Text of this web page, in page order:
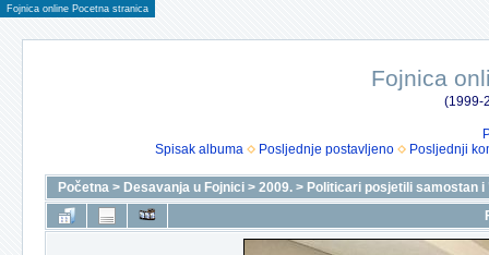
Fojnica online Pocetna stranica
Fojnica
(1999-
Spisak albuma
Posljednje postavljeno Posljednji
Početna > Desavanja u Fojnici > 2009. > Politicari posjetili samostan